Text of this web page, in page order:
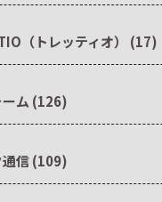
（トレッティオ） (17)
ーム (126)
通信 (109)